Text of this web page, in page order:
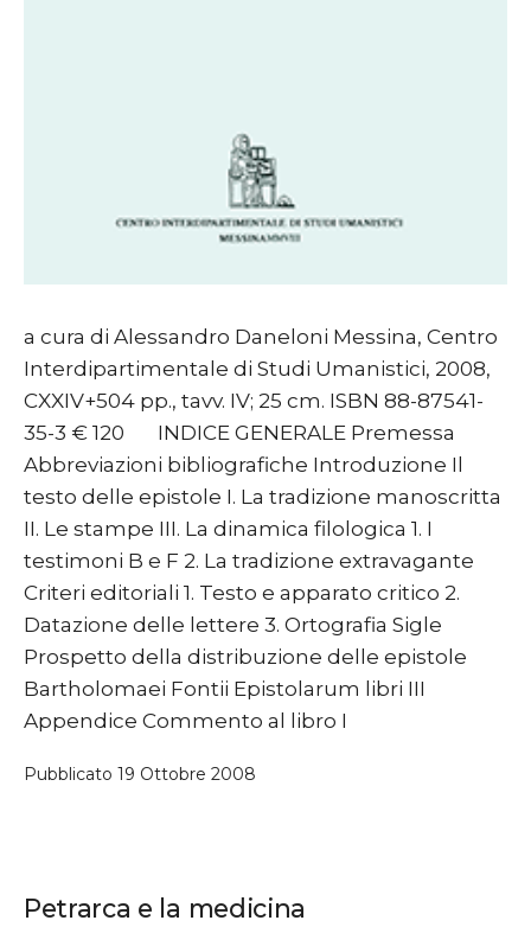
a cura di Alessandro Daneloni Messina, Centro
Interdipartimentale di Studi Umanistici, 2008,
CXXIV+504 pp., tavv. IV; 25 cm. ISBN 88-87541-
35-3 € 120 INDICE GENERALE Premessa
Abbreviazioni bibliografiche Introduzione Il
testo delle epistole I. La tradizione manoscritta
II. Le stampe III. La dinamica filologica 1. I
testimoni B e F 2. La tradizione extravagante
Criteri editoriali 1. Testo e apparato critico 2.
Datazione delle lettere 3. Ortografia Sigle
Prospetto della distribuzione delle epistole
Bartholomaei Fontii Epistolarum libri III
Appendice Commento al libro I
Pubblicato 19 Ottobre 2008
Petrarca e la medicina